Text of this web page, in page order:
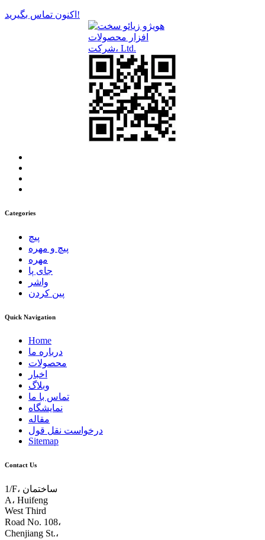
اکنون تماس بگیرید!
Categories
پیچ
پیچ و مهره
مهره
جای پا
واشر
پین کردن
Quick Navigation
Home
درباره ما
محصولات
اخبار
وبلاگ
تماس با ما
نمایشگاه
مقاله
درخواست نقل قول
Sitemap
Contact Us
1/F، ساختمان
A، Huifeng
West Third
Road No. 108،
Chenjiang St.،